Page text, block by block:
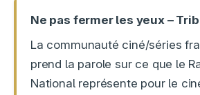
Ne pas fermer les yeux –
La communauté ciné/séries
prend la parole sur ce que le
National représente pour le